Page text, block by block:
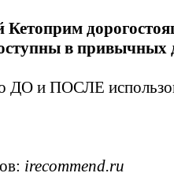
Кетоприм
в
ДО и ПОСЛЕ
irecommend.ru